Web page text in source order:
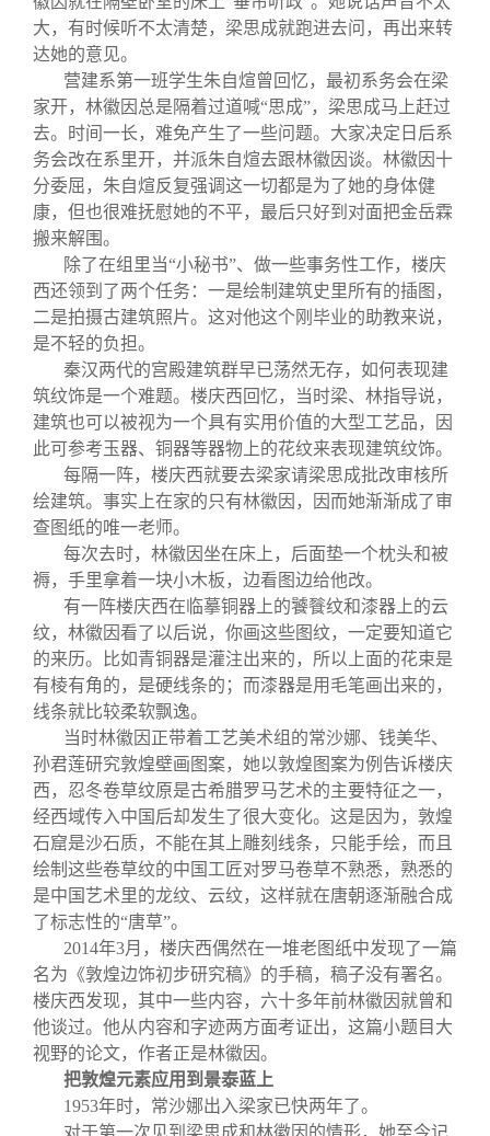
大，有时候听不太清楚，梁思成就跑进去问，再出来转
达她的意见。
营建系第一班学生朱自煊曾回忆，最初系务会在梁
家开，林徽因总是隔着过道喊“思成”，梁思成马上赶过
去。时间一长，难免产生了一些问题。大家决定日后系
务会改在系里开，并派朱自煊去跟林徽因谈。林徽因十
分委屈，朱自煊反复强调这一切都是为了她的身体健
康，但也很难抚慰她的不平，最后只好到对面把金岳霖
搬来解围。
除了在组里当“小秘书”、做一些事务性工作，楼庆
西还领到了两个任务：一是绘制建筑史里所有的插图，
二是拍摄古建筑照片。这对他这个刚毕业的助教来说，
是不轻的负担。
秦汉两代的宫殿建筑群早已荡然无存，如何表现建
筑纹饰是一个难题。楼庆西回忆，当时梁、林指导说，
建筑也可以被视为一个具有实用价值的大型工艺品，因
此可参考玉器、铜器等器物上的花纹来表现建筑纹饰。
每隔一阵，楼庆西就要去梁家请梁思成批改审核所
绘建筑。事实上在家的只有林徽因，因而她渐渐成了审
查图纸的唯一老师。
每次去时，林徽因坐在床上，后面垫一个枕头和被
褥，手里拿着一块小木板，边看图边给他改。
有一阵楼庆西在临摹铜器上的饕餮纹和漆器上的云
纹，林徽因看了以后说，你画这些图纹，一定要知道它
的来历。比如青铜器是灌注出来的，所以上面的花束是
有棱有角的，是硬线条的；而漆器是用毛笔画出来的，
线条就比较柔软飘逸。
当时林徽因正带着工艺美术组的常沙娜、钱美华、
孙君莲研究敦煌壁画图案，她以敦煌图案为例告诉楼庆
西，忍冬卷草纹原是古希腊罗马艺术的主要特征之一，
经西域传入中国后却发生了很大变化。这是因为，敦煌
石窟是沙石质，不能在其上雕刻线条，只能手绘，而且
绘制这些卷草纹的中国工匠对罗马卷草不熟悉，熟悉的
是中国艺术里的龙纹、云纹，这样就在唐朝逐渐融合成
了标志性的“唐草”。
2014年3月，楼庆西偶然在一堆老图纸中发现了一篇
名为《敦煌边饰初步研究稿》的手稿，稿子没有署名。
楼庆西发现，其中一些内容，六十多年前林徽因就曾和
他谈过。他从内容和字迹两方面考证出，这篇小题目大
视野的论文，作者正是林徽因。
把敦煌元素应用到景泰蓝上
1953年时，常沙娜出入梁家已快两年了。